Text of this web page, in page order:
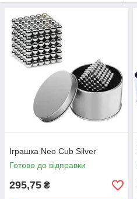
Іграшка Neo Cub Silver
Готово до відправки
295,75 ₴